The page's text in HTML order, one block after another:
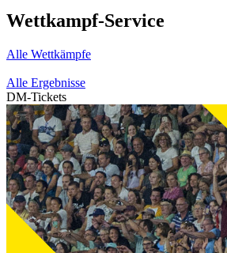
Wettkampf-Service
Alle Wettkämpfe
Alle Ergebnisse
DM-Tickets